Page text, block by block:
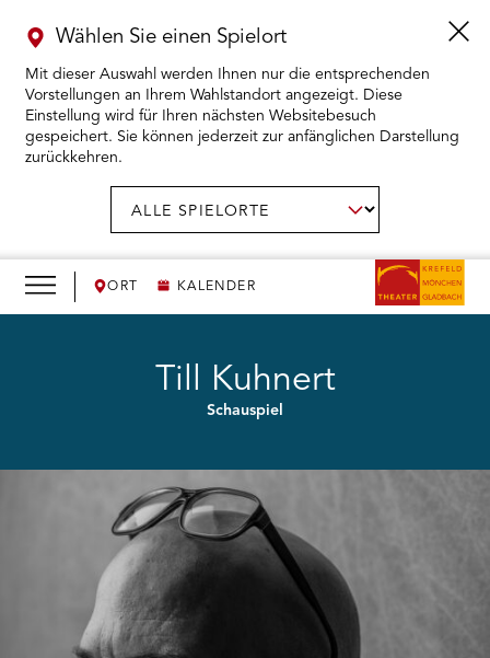
ORT KALENDER
Wählen Sie einen Spielort
Mit dieser Auswahl werden Ihnen nur die entsprechenden
Vorstellungen an Ihrem Wahlstandort angezeigt. Diese
Einstellung wird für Ihren nächsten Websitebesuch
gespeichert. Sie können jederzeit zur anfänglichen Darstellung
zurückkehren.
KARTENKAUF ÖFFNEN
WIR ÖFFNEN
DAS THEATER ÖFFNEN
BESUCH ÖFFNEN
Till Kuhnert
Schauspiel